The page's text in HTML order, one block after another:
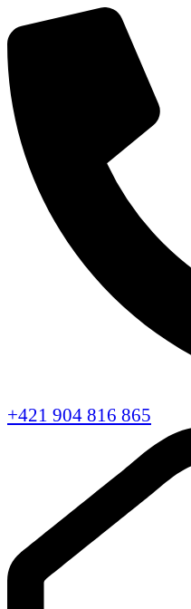
Preskočiť
na
obsah
+421 904 816 865